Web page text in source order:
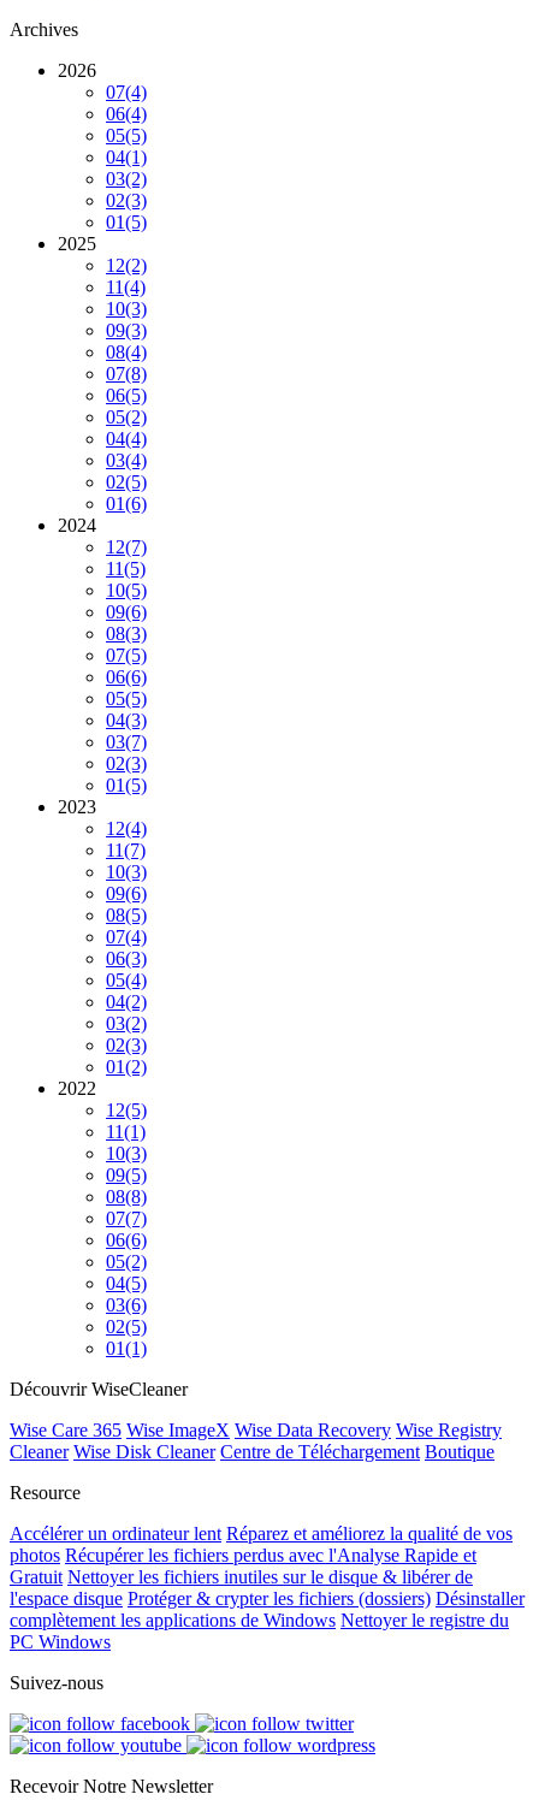
Archives
2026
07(4)
06(4)
05(5)
04(1)
03(2)
02(3)
01(5)
2025
12(2)
11(4)
10(3)
09(3)
08(4)
07(8)
06(5)
05(2)
04(4)
03(4)
02(5)
01(6)
2024
12(7)
11(5)
10(5)
09(6)
08(3)
07(5)
06(6)
05(5)
04(3)
03(7)
02(3)
01(5)
2023
12(4)
11(7)
10(3)
09(6)
08(5)
07(4)
06(3)
05(4)
04(2)
03(2)
02(3)
01(2)
2022
12(5)
11(1)
10(3)
09(5)
08(8)
07(7)
06(6)
05(2)
04(5)
03(6)
02(5)
01(1)
Découvrir WiseCleaner
Wise Care 365 Wise ImageX Wise Data Recovery Wise Registry
Cleaner Wise Disk Cleaner Centre de Téléchargement Boutique
Resource
Accélérer un ordinateur lent Réparez et améliorez la qualité de vos
photos Récupérer les fichiers perdus avec l'Analyse Rapide et
Gratuit Nettoyer les fichiers inutiles sur le disque & libérer de
l'espace disque Protéger & crypter les fichiers (dossiers) Désinstaller
complètement les applications de Windows Nettoyer le registre du
PC Windows
Suivez-nous
Recevoir Notre Newsletter